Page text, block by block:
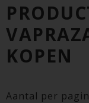
KOPEN
Aantal per